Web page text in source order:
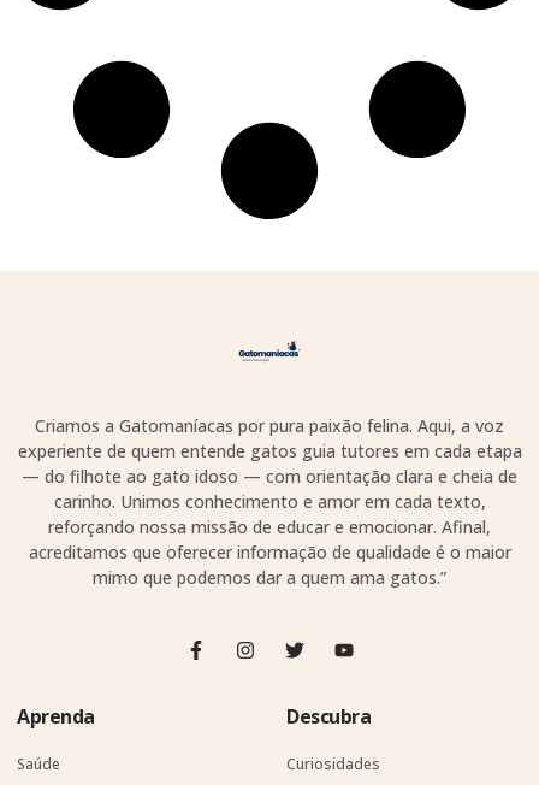
Criamos a Gatomaníacas por pura paixão felina. Aqui, a voz
experiente de quem entende gatos guia tutores em cada etapa
— do filhote ao gato idoso — com orientação clara e cheia de
carinho. Unimos conhecimento e amor em cada texto,
reforçando nossa missão de educar e emocionar. Afinal,
acreditamos que oferecer informação de qualidade é o maior
mimo que podemos dar a quem ama gatos.”
Aprenda
Saúde
Descubra
Curiosidades